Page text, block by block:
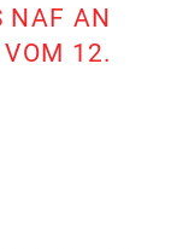
NAF AN
12.